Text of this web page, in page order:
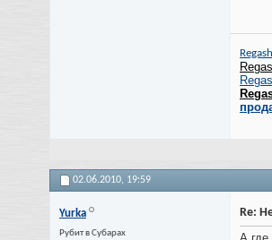
02.06.2010, 19:59
Yurka
Рубит в Субарах
Re: